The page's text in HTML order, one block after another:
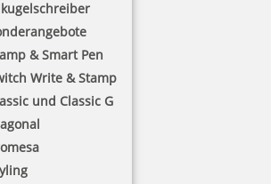
& Smart Pen
Write & Stamp
und Classic G
Line 2100 Textstempel 41x24 mm